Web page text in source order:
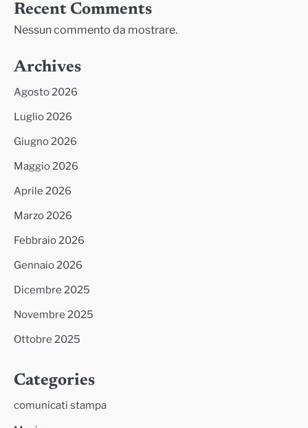
Recent Comments
Nessun commento da mostrare.
Archives
Agosto 2026
Luglio 2026
Giugno 2026
Maggio 2026
Aprile 2026
Marzo 2026
Febbraio 2026
Gennaio 2026
Dicembre 2025
Novembre 2025
Ottobre 2025
Categories
comunicati stampa